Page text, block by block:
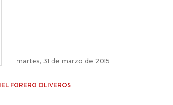
martes, 31 de marzo de 2015
FORERO OLIVEROS